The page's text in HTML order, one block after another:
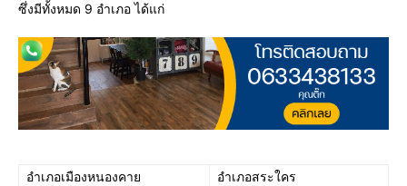
ซึ่งมีทั้งหมด 9 อำเภอ ได้แก่
อำเภอเมืองหนองคาย
อำเภอสระใคร